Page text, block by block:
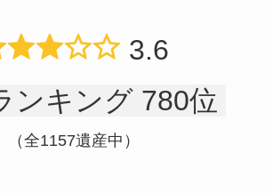
3.6
ンキング 780位
（全1157遺産中）